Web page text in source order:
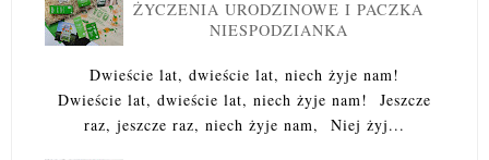
ŻYCZENIA URODZINOWE I PACZKA
NIESPODZIANKA
Dwieście lat, dwieście lat, niech żyje nam!
Dwieście lat, dwieście lat, niech żyje nam! Jeszcze
raz, jeszcze raz, niech żyje nam, Niej żyj...